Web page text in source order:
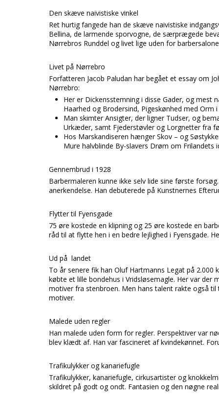
Den skæve naivistiske vinkel
Ret hurtig fangede han de skæve naivistiske
Bellina, de larmende sporvogne, de særprægede
Nørrebros Runddel og livet lige uden for
Livet på Nørrebro
Forfatteren Jacob Paludan har begået et essay om
Nørrebro:
Her er Dickensstemning i disse Gader, og mest
Haarhed og Brodersind, Pigeskønhed med
Man skimter Ansigter, der ligner Tudser, og
Urkæder, samt Fjederstøvler og Lorgnetter fra
Hos Marskandiseren hænger Skov – og
Mure halvblinde By-slavers Drøm om Frilandets
Gennembrud i 1928
Barbermaleren kunne ikke selv lide sine første
anerkendelse. Han debuterede på Kunstnernes
Flytter til Fyensgade
75 øre kostede en klipning og 25 øre kostede en
råd til at flytte hen i en bedre lejlighed i Fyensgade.
Ud på landet
To år senere fik han Oluf Hartmanns Legat på
købte et lille bondehus i Vridsløsemagle. Her var
motiver fra stenbroen. Men hans talent rakte også
motiver.
Malede uden regler
Han malede uden form for regler. Perspektiver var
blev klædt af. Han var fascineret af kvindekønnet.
Trafikulykker og kanariefugle
Trafikulykker, kanariefugle, cirkusartister og
skildret på godt og ondt. Fantasien og den nøgne